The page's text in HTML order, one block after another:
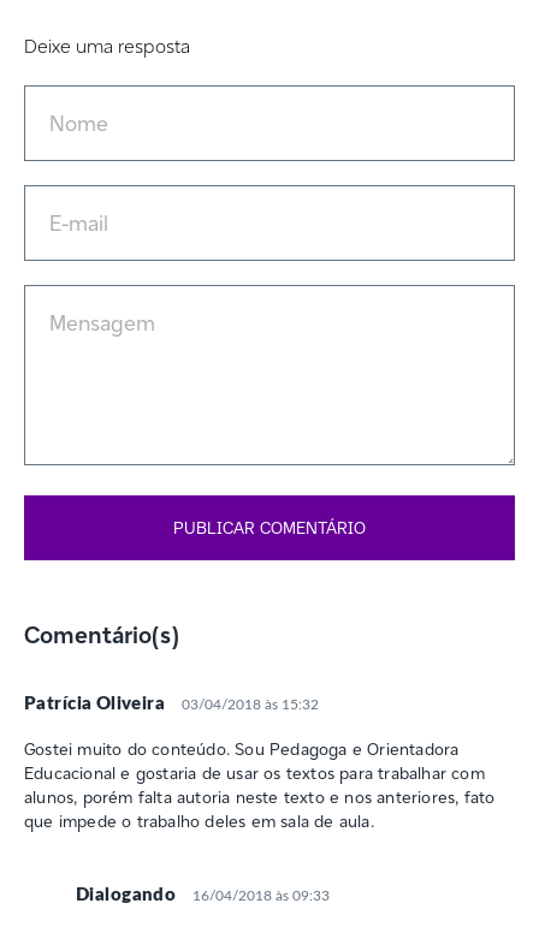
Deixe uma resposta
Comentário(s)
Patrícia Oliveira 03/04/2018 às 15:32
Gostei muito do conteúdo. Sou Pedagoga e Orientadora
Educacional e gostaria de usar os textos para trabalhar com
alunos, porém falta autoria neste texto e nos anteriores, fato
que impede o trabalho deles em sala de aula.
Dialogando 16/04/2018 às 09:33